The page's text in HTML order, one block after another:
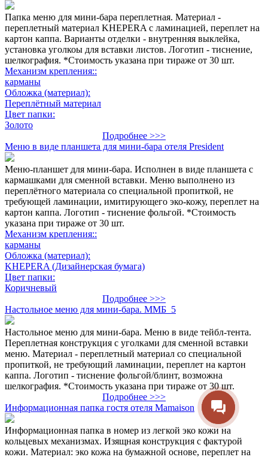
Папка меню для мини-бара переплетная. Материал -
переплетный материал KHEPERA с ламинацией, переплет на
картон каппа. Варианты отделки - внутренняя выклейка,
установка уголкоы для вставки листов. Логотип - тиснение,
шелкография. *Стоимость указана при тираже от 30 шт.
Механизм крепления::
карманы
Обложка (материал):
Переплётный материал
Цвет папки:
Золото
Подробнее >>>
Меню в виде планшета для мини-бара отеля President
Меню-планшет для мини-бара. Исполнен в виде планшета с
кармашками для сменной вставки. Меню выполнено из
переплётного материала со специальной пропиткой, не
требующей ламинации, имитирующего эко-кожу, переплет на
картон каппа. Логотип - тиснение фольгой. *Стоимость
указана при тираже от 30 шт.
Механизм крепления::
карманы
Обложка (материал):
KHEPERA (Дизайнерская бумага)
Цвет папки:
Коричневый
Подробнее >>>
Настольное меню для мини-бара. ММБ_5
Настольное меню для мини-бара. Меню в виде тейбл-тента.
Переплетная конструкция с уголками для сменной вставки
меню. Материал - переплетный материал со специальной
пропиткой, не требующий ламинации, переплет на картон
каппа. Логотип - тиснение фольгой/блинт, возможна
шелкография. *Стоимость указана при тираже от 30 шт.
Подробнее >>>
Информационная папка гостя отеля Mamaison
Информационная папка в номер из легкой эко кожи на
кольцевых механизмах. Изящная конструкция с фактурой
кожи. Материал: эко кожа на бумажной основе, переплет на